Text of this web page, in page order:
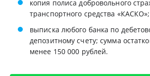
копия полиса добровольного
транспортного средства «КАСКО»;
выписка любого банка по
депозитному счету; сумма
менее 150 000 рублей.